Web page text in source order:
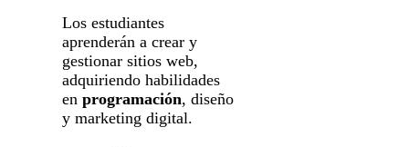
Los estudiantes
aprenderán a crear y
gestionar sitios web,
adquiriendo habilidades
en programación, diseño
y marketing digital.